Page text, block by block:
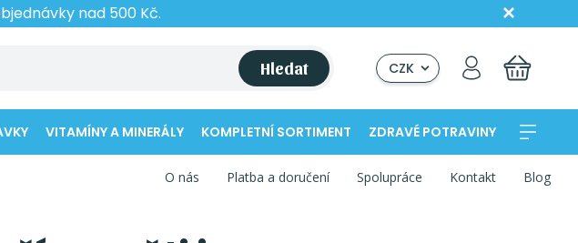
nad 500 Kč.
Hledat CZK
VITAMÍNY A MINERÁLY KOMPLETNÍ SORTIMENT ZDRAVÉ POTRAVINY
O nás Platba a doručení Spolupráce Kontakt Blog